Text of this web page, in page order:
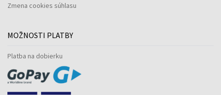
Zmena cookies súhlasu
MOŽNOSTI PLATBY
Platba na dobierku